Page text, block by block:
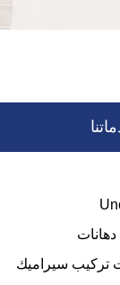
تركيب سيراميك